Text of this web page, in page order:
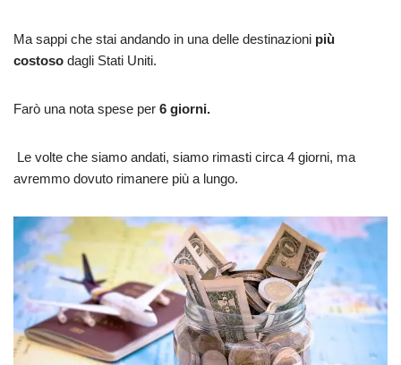
Ma sappi che stai andando in una delle destinazioni più
costoso dagli Stati Uniti.
Farò una nota spese per 6 giorni.
Le volte che siamo andati, siamo rimasti circa 4 giorni, ma
avremmo dovuto rimanere più a lungo.